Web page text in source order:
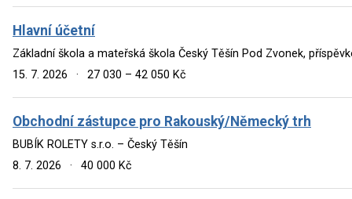
Hlavní účetní
Základní škola a mateřská škola Český Těšín Pod Zvonek,
15. 7. 2026
· 27 030 – 42 050 Kč
Obchodní zástupce pro Rakouský/Německý trh
BUBÍK ROLETY s.r.o. – Český Těšín
8. 7. 2026
· 40 000 Kč